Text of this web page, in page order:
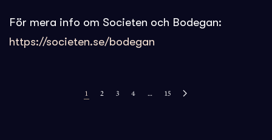
För mera info om Societen och Bodegan:
https://societen.se/bodegan
1 2 3 4 … 15